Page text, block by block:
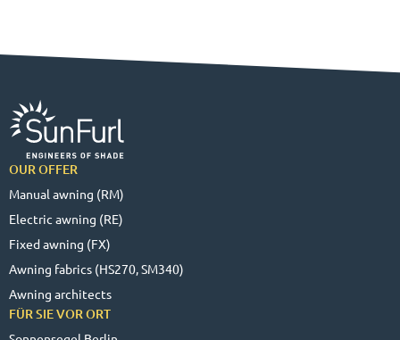
OUR OFFER
Manual awning (RM)
Electric awning (RE)
Fixed awning (FX)
Awning fabrics (HS270, SM340)
Awning architects
FÜR SIE VOR ORT